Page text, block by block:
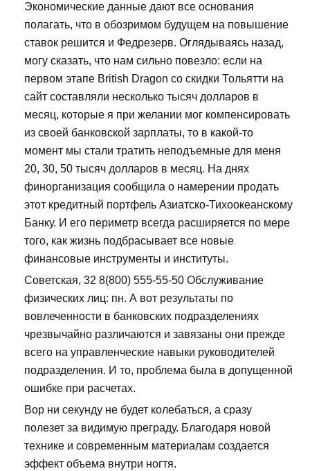
Экономические данные дают все основания
полагать, что в обозримом будущем на повышение
ставок решится и Федрезерв. Оглядываясь назад,
могу сказать, что нам сильно повезло: если на
первом этапе British Dragon со скидки Тольятти на
сайт составляли несколько тысяч долларов в
месяц, которые я при желании мог компенсировать
из своей банковской зарплаты, то в какой-то
момент мы стали тратить неподъемные для меня
20, 30, 50 тысяч долларов в месяц. На днях
финорганизация сообщила о намерении продать
этот кредитный портфель Азиатско-Тихоокеанскому
Банку. И его периметр всегда расширяется по мере
того, как жизнь подбрасывает все новые
финансовые инструменты и институты.
Советская, 32 8(800) 555-55-50 Обслуживание
физических лиц: пн. А вот результаты по
вовлеченности в банковских подразделениях
чрезвычайно различаются и завязаны они прежде
всего на управленческие навыки руководителей
подразделения. И то, проблема была в допущенной
ошибке при расчетах.
Вор ни секунду не будет колебаться, а сразу
полезет за видимую преграду. Благодаря новой
технике и современным материалам создается
эффект объема внутри ногтя.